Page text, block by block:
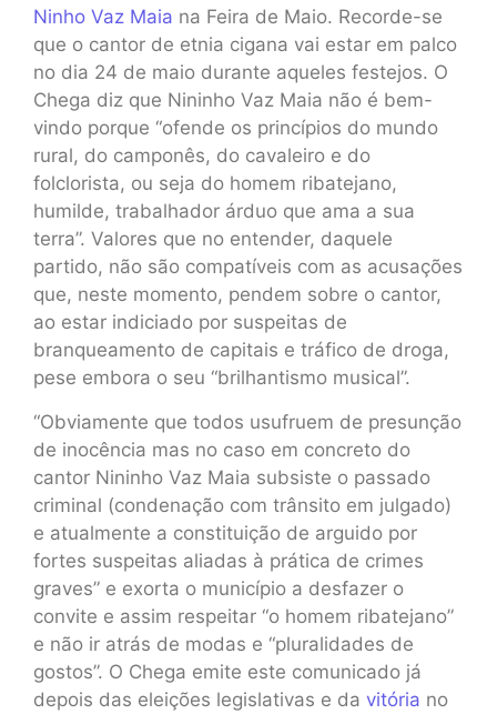
Ninho Vaz Maia na Feira de Maio. Recorde-se
que o cantor de etnia cigana vai estar em palco
no dia 24 de maio durante aqueles festejos. O
Chega diz que Nininho Vaz Maia não é bem-
vindo porque “ofende os princípios do mundo
rural, do camponês, do cavaleiro e do
folclorista, ou seja do homem ribatejano,
humilde, trabalhador árduo que ama a sua
terra”. Valores que no entender, daquele
partido, não são compatíveis com as acusações
que, neste momento, pendem sobre o cantor,
ao estar indiciado por suspeitas de
branqueamento de capitais e tráfico de droga,
pese embora o seu “brilhantismo musical”.
“Obviamente que todos usufruem de presunção
de inocência mas no caso em concreto do
cantor Nininho Vaz Maia subsiste o passado
criminal (condenação com trânsito em julgado)
e atualmente a constituição de arguido por
fortes suspeitas aliadas à prática de crimes
graves” e exorta o município a desfazer o
convite e assim respeitar “o homem ribatejano”
e não ir atrás de modas e “pluralidades de
gostos”. O Chega emite este comunicado já
depois das eleições legislativas e da vitória no